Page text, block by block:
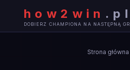
how2win . pl
DOBIERZ CHAMPIONA NA NASTĘPNĄ
Strona główna